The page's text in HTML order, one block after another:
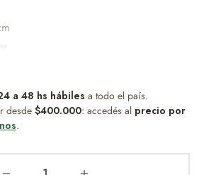
especial Argentina 16cm x 10cm x
que combina diseño, practicidad y
a 48 hs hábiles a todo el país.
desde $400.000: accedés al precio por
.